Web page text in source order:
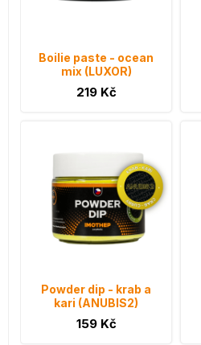
Boilie paste - ocean
mix (LUXOR)
219 Kč
Powder dip - krab a
kari (ANUBIS2)
159 Kč